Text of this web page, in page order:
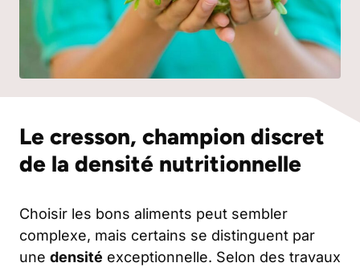
Le cresson, champion discret
de la densité nutritionnelle
Choisir les bons aliments peut sembler
complexe, mais certains se distinguent par
une densité exceptionnelle. Selon des travaux